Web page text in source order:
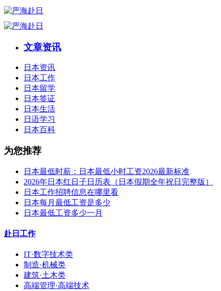
文章资讯
日本资讯
日本工作
日本留学
日本签证
日本生活
日语学习
日本百科
为您推荐
日本最低时薪：日本最低小时工资2026最新标准
2026年日本红日子日历表（日本假期全年祝日完整版）
日本工作招聘信息在哪里看
日本每月最低工资是多少
日本最低工资多少一月
赴日工作
IT·数字技术类
制造·机械类
建筑·土木类
高端管理·高端技术